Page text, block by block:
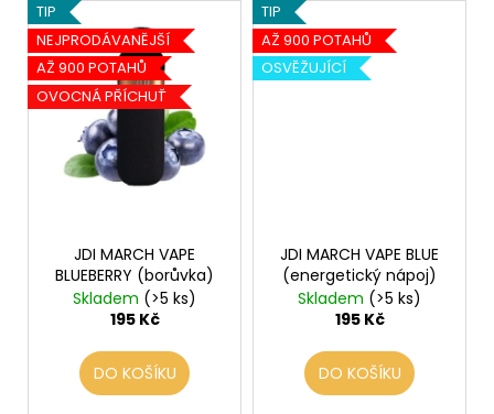
TIP
NEJPRODÁVANĚJŠÍ
AŽ 900 POTAHŮ
OVOCNÁ PŘÍCHUŤ
JDI MARCH VAPE
BLUEBERRY (borůvka)
Skladem (>5 ks)
195 Kč
DO KOŠÍKU
TIP
AŽ 900 POTAHŮ
OSVĚŽUJÍCÍ
JDI MARCH VAPE BLUE
(energetický nápoj)
Skladem (>5 ks)
195 Kč
DO KOŠÍKU